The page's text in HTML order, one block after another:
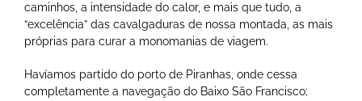
caminhos, a intensidade do calor, e mais que tudo, a
“excelência” das cavalgaduras de nossa montada, as mais
próprias para curar a monomanias de viagem.
Havíamos partido do porto de Piranhas, onde cessa
completamente a navegação do Baixo São Francisco;